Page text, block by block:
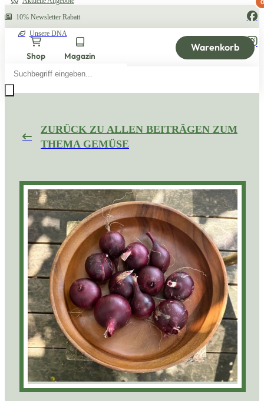
10% Newsletter Rabatt
Unsere DNA
Shop Magazin
Warenkorb
0
search
ZURÜCK ZU ALLEN BEITRÄGEN ZUM
THEMA GEMÜSE